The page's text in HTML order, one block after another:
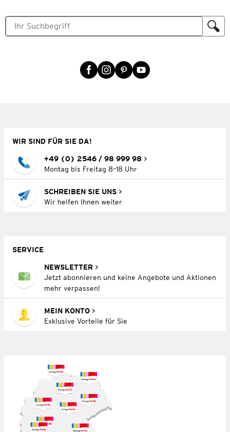
WIR SIND FÜR SIE DA!
+49 (0) 2546 / 98 999 98
Montag bis Freitag 8–18 Uhr
SCHREIBEN SIE UNS
Wir helfen Ihnen weiter
SERVICE
NEWSLETTER
Jetzt abonnieren und keine Angebote und Aktionen
mehr verpassen!
MEIN KONTO
Exklusive Vorteile für Sie